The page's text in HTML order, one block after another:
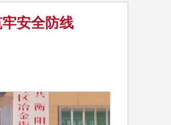
安全防线